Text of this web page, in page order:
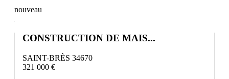
nouveau
CONSTRUCTION DE MAIS...
SAINT-BRÈS 34670
321 000 €